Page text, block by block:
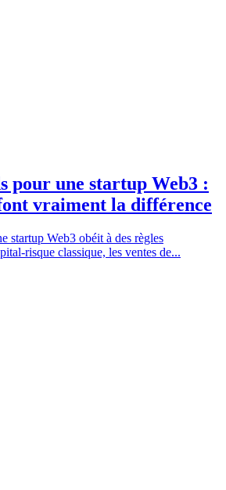
pour une startup Web3 :
vraiment la différence
startup Web3 obéit à des règles
risque classique, les ventes de...